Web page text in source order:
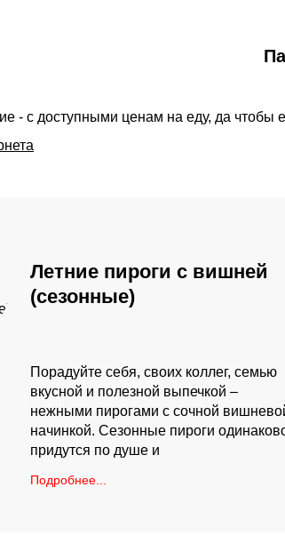
- с доступными ценам на еду, да чтобы
Летние пироги с вишней
(сезонные)
Порадуйте себя, своих коллег, семью
вкусной и полезной выпечкой –
нежными пирогами с сочной
начинкой. Сезонные пироги
придутся по душе и
Подробнее...